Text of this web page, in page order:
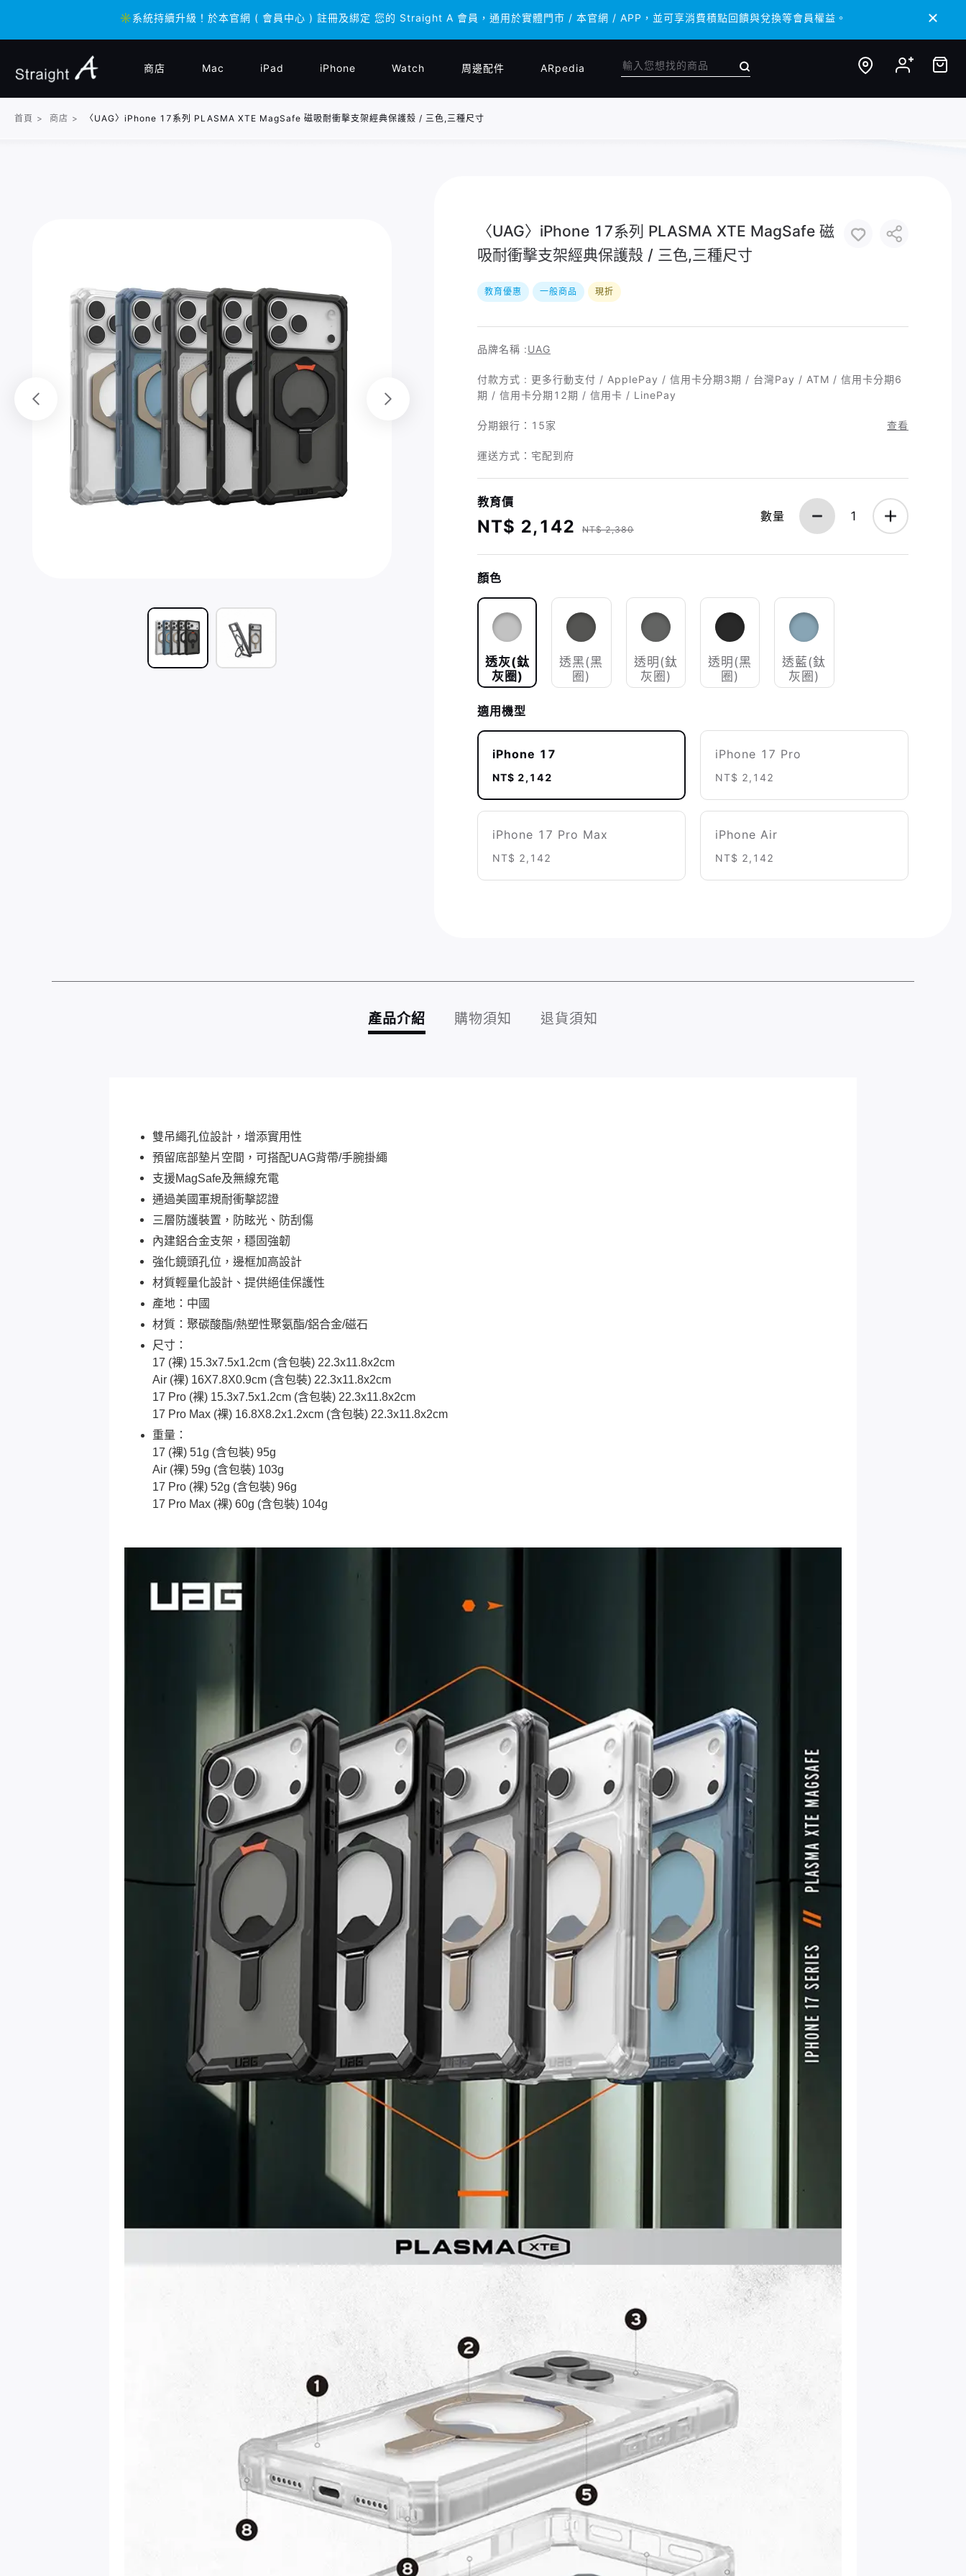
✳️系統持續升級！於本官網 ( 會員中心 ) 註冊及綁定 您的 Straight A 會員，通用於實體門市 / 本官網 / APP，並可享消費積點回饋與兌換等會員權益。
✳️系統持續升級！於本官網 ( 會員中心 ) 註冊及綁定 您的 Straight A 會員，通用於實體門市 / 本官網 / APP，並可享消費積點回饋與兌換等會員權益。
商店 Mac iPad iPhone Watch 周邊配件 ARpedia
首頁 > 商店 > 〈UAG〉iPhone 17系列 PLASMA XTE MagSafe 磁吸耐衝擊支架經典保護殼 / 三色,三種尺寸
〈UAG〉iPhone 17系列 PLASMA XTE MagSafe 磁
吸耐衝擊支架經典保護殼 / 三色,三種尺寸
教育優惠 一般商品 現折
品牌名稱 :UAG
付款方式 : 更多行動支付 / ApplePay / 信用卡分期3期 / 台灣Pay / ATM / 信用卡分期6
期 / 信用卡分期12期 / 信用卡 / LinePay
分期銀行： 15家 查看
運送方式：宅配到府
教育價
NT$ 2,142 NT$ 2,380
數量 1
顏色
透灰(鈦
灰圈)
透黑(黑
圈)
透明(鈦
灰圈)
透明(黑
圈)
透藍(鈦
灰圈)
適用機型
iPhone 17
NT$ 2,142
iPhone 17 Pro
NT$ 2,142
iPhone 17 Pro Max
NT$ 2,142
iPhone Air
NT$ 2,142
產品介紹 購物須知 退貨須知
雙吊繩孔位設計，增添實用性
預留底部墊片空間，可搭配UAG背帶/手腕掛繩
支援MagSafe及無線充電
​通過美國軍規耐衝擊認證
三層防護裝置，防眩光、防刮傷
內建鋁合金支架，穩固強韌
強化鏡頭孔位，邊框加高設計
材質輕量化設計、提供絕佳保護性
產地：中國
材質：聚碳酸酯/熱塑性聚氨酯/鋁合金/磁石
尺寸：
17 (裸) 15.3x7.5x1.2cm (含包裝) 22.3x11.8x2cm
Air (裸) 16X7.8X0.9cm (含包裝) 22.3x11.8x2cm
17 Pro (裸) 15.3x7.5x1.2cm (含包裝) 22.3x11.8x2cm
17 Pro Max (裸) 16.8X8.2x1.2xcm (含包裝) 22.3x11.8x2cm
重量：
17 (裸) 51g (含包裝) 95g
Air (裸) 59g (含包裝) 103g
17 Pro (裸) 52g (含包裝) 96g
17 Pro Max (裸) 60g (含包裝) 104g